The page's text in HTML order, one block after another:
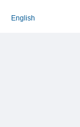
English